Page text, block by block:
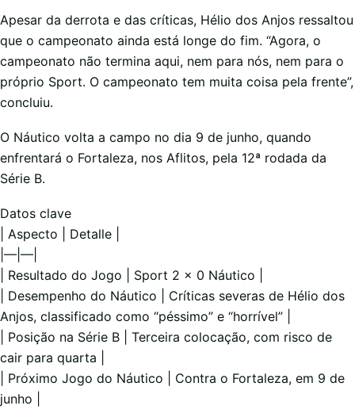
Apesar da derrota e das críticas, Hélio dos Anjos ressaltou
que o campeonato ainda está longe do fim. “Agora, o
campeonato não termina aqui, nem para nós, nem para o
próprio Sport. O campeonato tem muita coisa pela frente”,
concluiu.
O Náutico volta a campo no dia 9 de junho, quando
enfrentará o Fortaleza, nos Aflitos, pela 12ª rodada da
Série B.
Datos clave
| Aspecto | Detalle |
|—|—|
| Resultado do Jogo | Sport 2 x 0 Náutico |
| Desempenho do Náutico | Críticas severas de Hélio dos
Anjos, classificado como “péssimo” e “horrível” |
| Posição na Série B | Terceira colocação, com risco de
cair para quarta |
| Próximo Jogo do Náutico | Contra o Fortaleza, em 9 de
junho |